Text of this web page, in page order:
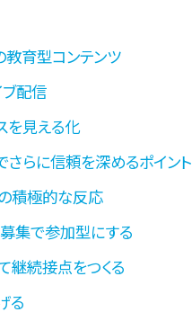
教育型コンテンツ
ブ配信
を見える化
さらに信頼を深めるポイント
の積極的な反応
集で参加型にする
継続接点をつくる
る